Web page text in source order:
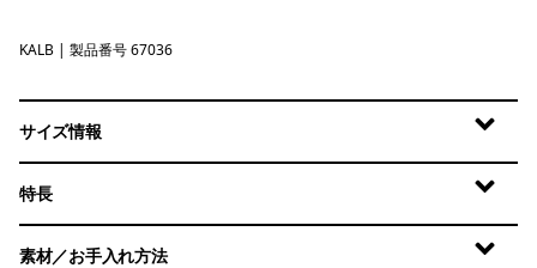
Kaleido: Black
KALB | 製品番号 67036
サイズ情報
特長
素材／お手入れ方法